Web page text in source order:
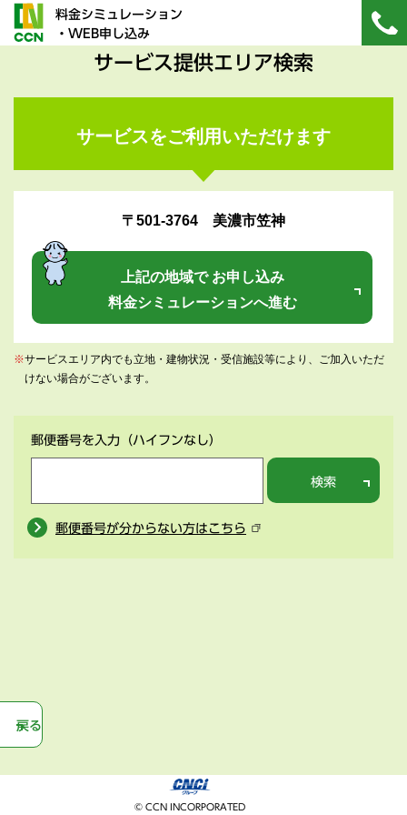
料金シミュレーション
・WEB申し込み
サービス提供エリア検索
サービスをご利用いただけます
〒501-3764 美濃市笠神
上記の地域で お申し込み
料金シミュレーションへ進む
※サービスエリア内でも立地・建物状況・受信施設等により、ご加入いただ
けない場合がございます。
郵便番号を入力 （ハイフンなし）
検索
郵便番号が分からない方はこちら
戻る
© CCN INCORPORATED